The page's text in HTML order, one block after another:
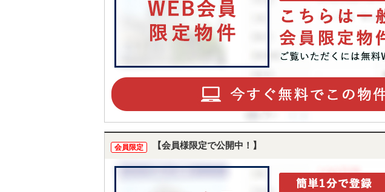
会員限定 【会員様限定で公開中！】